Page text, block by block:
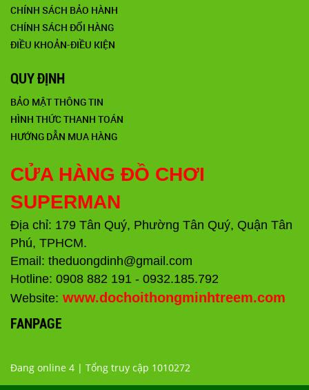
CHÍNH SÁCH BẢO HÀNH
CHÍNH SÁCH ĐỔI HÀNG
ĐIỀU KHOẢN-ĐIỀU KIỆN
QUY ĐỊNH
BẢO MẬT THÔNG TIN
HÌNH THỨC THANH TOÁN
HƯỚNG DẪN MUA HÀNG
CỬA HÀNG ĐỒ CHƠI
SUPERMAN
Địa chỉ: 179 Tân Quý, Phường Tân Quý, Quận Tân
Phú, TPHCM.
Email: theduongdinh@gmail.com
Hotline: 0908 882 191 - 0932.185.792
Website: www.dochoithongminhtreem.com
FANPAGE
Đang online 4 | Tổng truy cập 1010272